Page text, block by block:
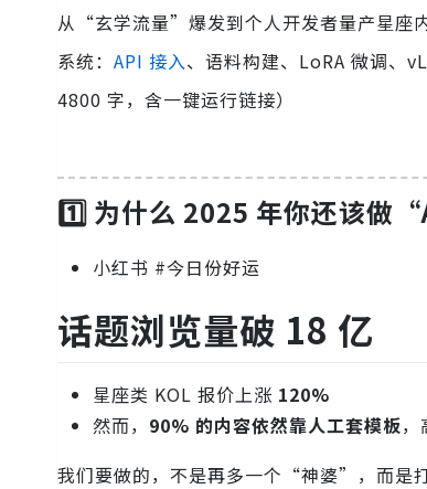
从“玄学流量”爆发到个人开发者量产星座
系统： API 接入、语料构建、LoRA 微调、
4800 字，含一键运行链接）
1️⃣ 为什么 2025 年你还该做
小红书 #今日份好运
话题浏览量破 18 亿
星座类 KOL 报价上涨 120%
然而， 90% 的内容依然靠人工套模板，
我们要做的，不是再多一个“神婆”，而是打